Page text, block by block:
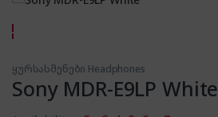
ყურსასმენები Headphones
Sony MDR-E9LP White